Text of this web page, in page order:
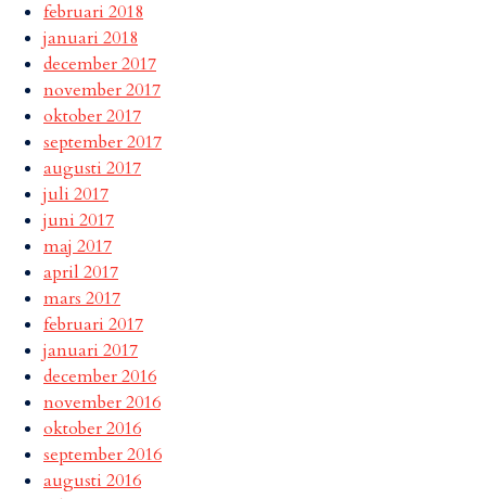
februari 2018
januari 2018
december 2017
november 2017
oktober 2017
september 2017
augusti 2017
juli 2017
juni 2017
maj 2017
april 2017
mars 2017
februari 2017
januari 2017
december 2016
november 2016
oktober 2016
september 2016
augusti 2016